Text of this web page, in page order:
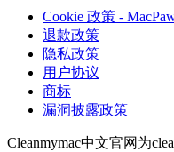
Cookie 政策 -
退款政策
隐私政策
用户协议
商标
漏洞披露政策
Cleanmymac中文官网为